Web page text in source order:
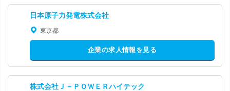
日本原子力発電株式会社
東京都
企業の求人情報を見る
株式会社Ｊ－ＰＯＷＥＲハイテック